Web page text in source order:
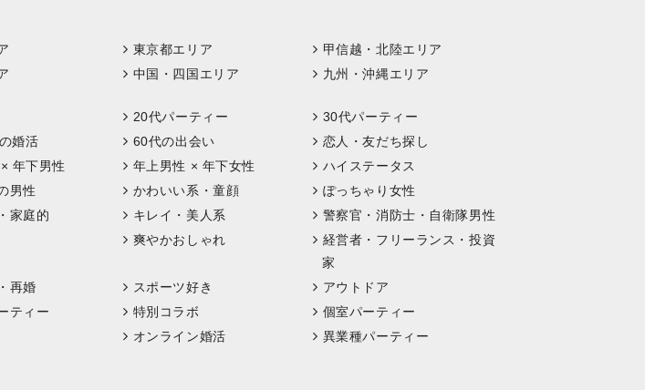
東京都エリア
甲信越・北陸エリア
中国・四国エリア 九州・沖縄エリア
20代パーティー
30代パーティー
婚活 60代の出会い
恋人・友だち探し
年下男性 年上男性 × 年下女性
ハイステータス
男性 かわいい系・童顔
ぽっちゃり女性
家庭的 キレイ・美人系
警察官・消防士・自衛隊男性
爽やかおしゃれ
経営者・フリーランス・投資
家
再婚 スポーツ好き
アウトドア
ティー 特別コラボ
個室パーティー
オンライン婚活
異業種パーティー